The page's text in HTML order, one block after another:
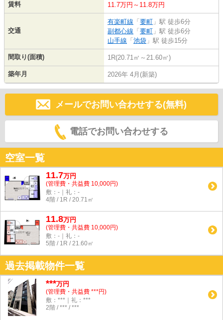
賃料 11.7万円～11.8万円
交通
有楽町線 「 要町 」駅 徒歩6分
副都心線 「 要町 」駅 徒歩6分
山手線 「 池袋 」駅 徒歩15分
間取り(面積) 1R(20.71㎡～21.60㎡)
築年月 2026年 4月(新築)
メールでお問い合わせする(無料)
電話でお問い合わせする
空室一覧
11.7万円
(管理費・共益費 10,000円)
敷：-｜礼：-
4階 / 1R / 20.71㎡
11.8万円
(管理費・共益費 10,000円)
敷：-｜礼：-
5階 / 1R / 21.60㎡
過去掲載物件一覧
***万円
(管理費・共益費 ***円)
敷：***｜礼：***
2階 / *** / ***